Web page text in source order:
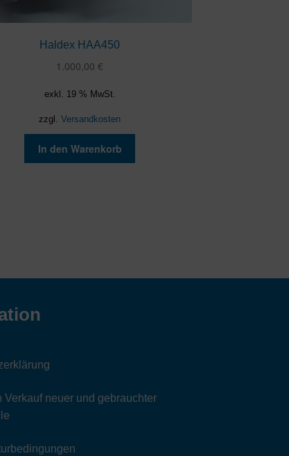
Haldex HAA450
1.000,00€
exkl. 19 % MwSt.
zzgl.Versandkosten
In den Warenkorb
Verkauf neuer und gebrauchter